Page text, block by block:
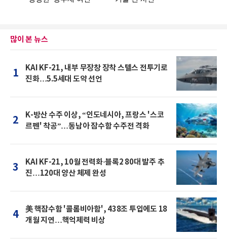
많이 본 뉴스
1
KAI KF-21, 내부 무장창 장착 스텔스 전투기로
진화…5.5세대 도약 선언
2
K-방산 수주 이상, “인도네시아, 프랑스 '스코
르펜' 착공”…동남아 잠수함 수주전 격화
3
KAI KF-21, 10월 전력화·블록2 80대 발주 추
진…120대 양산 체제 완성
4
美 핵잠수함 '콜롬비아함', 438조 투입에도 18
개월 지연…핵억제력 비상